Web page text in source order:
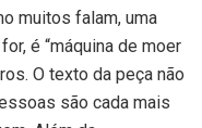
muitos falam, uma
é “máquina de moer
O texto da peça não
são cada mais